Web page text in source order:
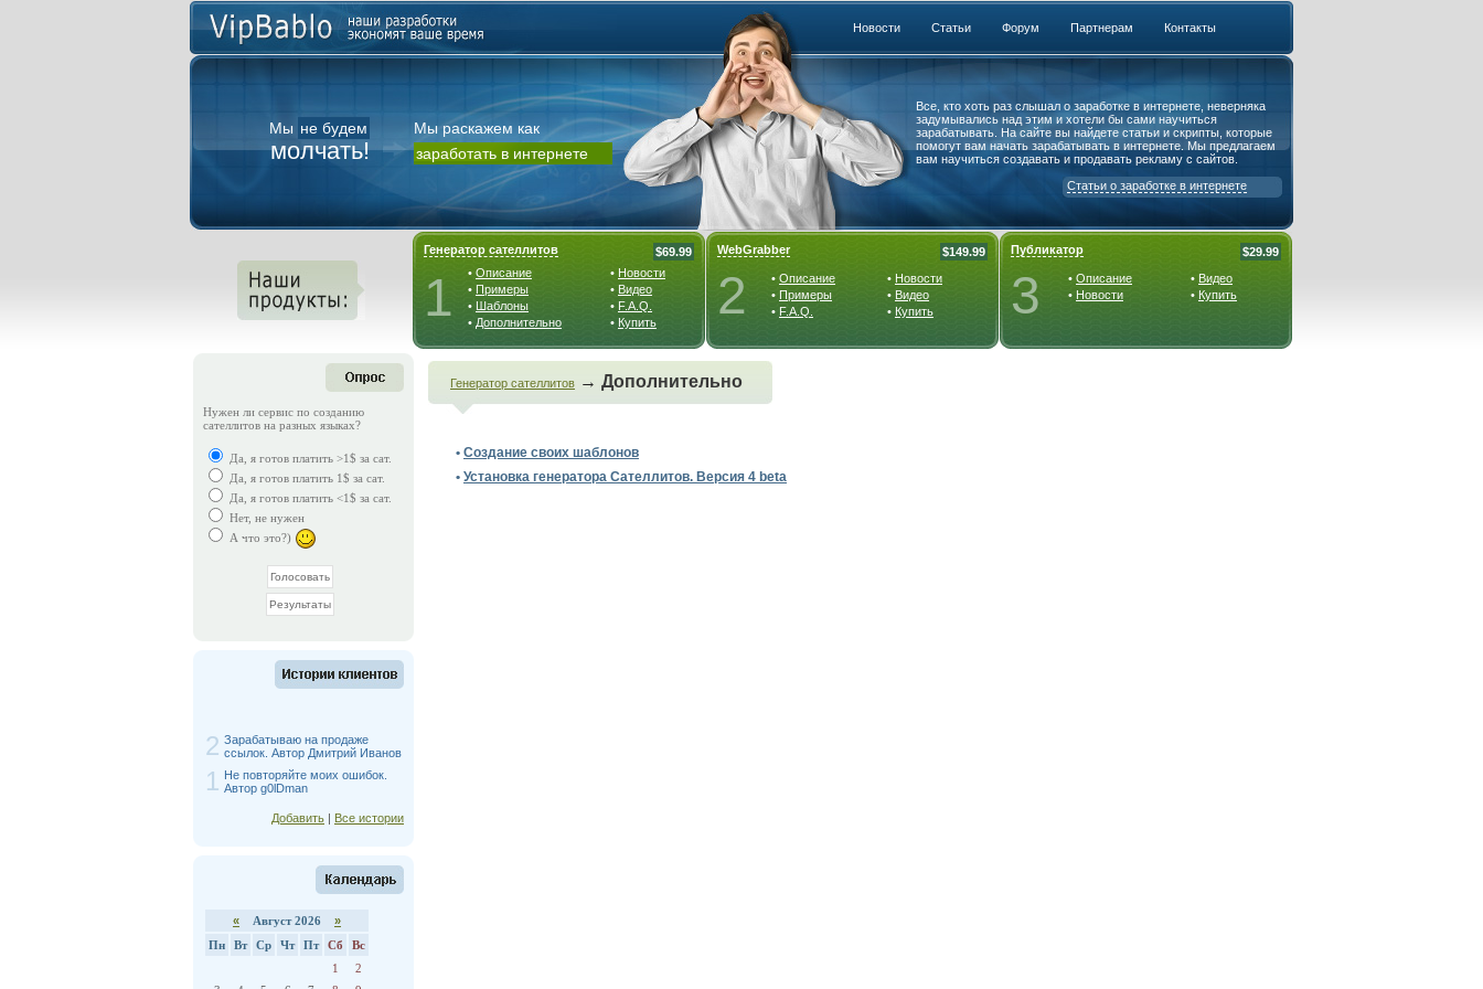
Новости Статьи Форум Партнерам Контакты
Мы не будем
молчать!
Мы раскажем как
заработать в интернете
Все, кто хоть раз слышал о заработке в интернете, неверняка
задумывались над этим и хотели бы сами научиться
зарабатывать. На сайте вы найдете статьи и скрипты, которые
помогут вам начать зарабатывать в интернете. Мы предлагаем
вам научиться создавать и продавать рекламу с сайтов.
Статьи о заработке в интернете
Генератор сателлитов $69.99
1 • Описание
• Примеры
• Шаблоны
• Дополнительно
• Новости
• Видео
• F.A.Q.
• Купить
WebGrabber $149.99
2 • Описание
• Примеры
• F.A.Q.
• Новости
• Видео
• Купить
Публикатор $29.99
3 • Описание
• Новости
• Видео
• Купить
Нужен ли сервис по созданию
сателлитов на разных языках?
Да, я готов платить >1$ за сат.
Да, я готов платить 1$ за сат.
Да, я готов платить <1$ за сат.
Нет, не нужен
А что это?)
2 Зарабатываю на продаже
ссылок. Автор Дмитрий Иванов
1 Не повторяйте моих ошибок.
Автор g0lDman
Добавить Все истории
« Август 2026 »
Пн
Вт Ср Чт Пт Сб
Вс
1
2
Генератор сателлитов → Дополнительно
• Создание своих шаблонов
• Установка генератора Сателлитов. Версия 4 beta